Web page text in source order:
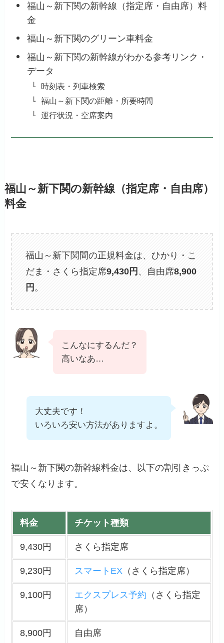
福山～新下関の新幹線（指定席・自由席）料
金
福山～新下関のグリーン車料金
福山～新下関の新幹線がわかる参考リンク・
データ
時刻表・列車検索
福山～新下関の距離・所要時間
運行状況・空席案内
福山～新下関の新幹線（指定席・自由席）
料金
福山～新下関間の正規料金は、ひかり・こ
だま・さくら指定席9,430円 、自由席8,900
円 。
こんなにするんだ？
高いなあ…
大丈夫です！
いろいろ安い方法がありますよ。
福山～新下関の新幹線料金は、以下の割引きっぷ
で安くなります。
料金 チケット種類
9,430円 さくら指定席
9,230円 スマートEX（さくら指定席）
9,100円 エクスプレス予約 （さくら指定
席）
8,900円 自由席